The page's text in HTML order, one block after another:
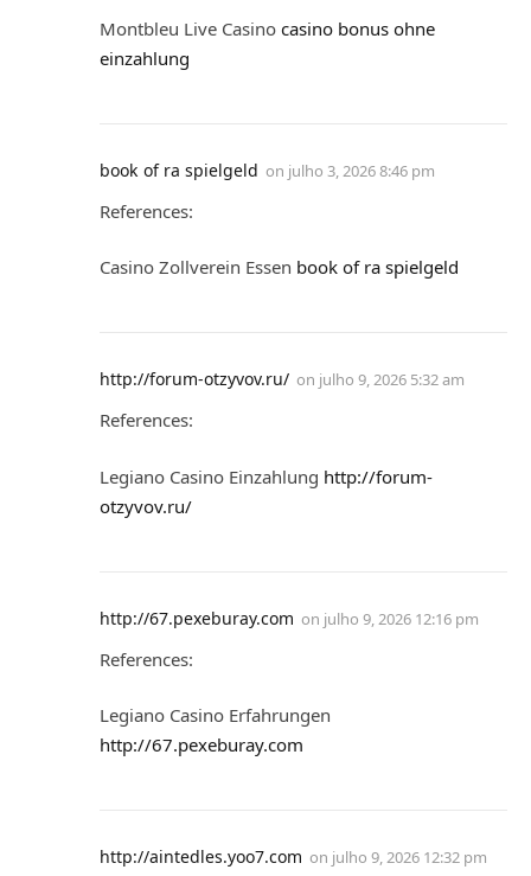
Montbleu Live Casino casino bonus ohne
einzahlung
book of ra spielgeld on julho 3, 2026 8:46 pm
References:
Casino Zollverein Essen book of ra spielgeld
http://forum-otzyvov.ru/ on julho 9, 2026 5:32 am
References:
Legiano Casino Einzahlung http://forum-
otzyvov.ru/
http://67.pexeburay.com on julho 9, 2026 12:16 pm
References:
Legiano Casino Erfahrungen
http://67.pexeburay.com
http://aintedles.yoo7.com on julho 9, 2026 12:32 pm